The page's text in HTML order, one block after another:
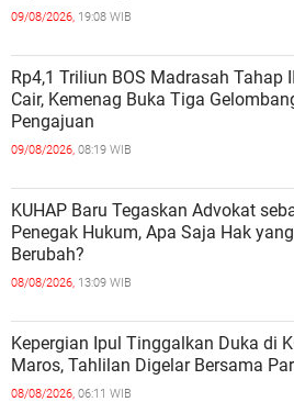
09/08/2026, 19:08 WIB
Rp4,1 Triliun BOS Madrasah Tahap
Cair, Kemenag Buka Tiga
Pengajuan
09/08/2026, 08:19 WIB
KUHAP Baru Tegaskan Advokat
Penegak Hukum, Apa Saja Hak yang
Berubah?
08/08/2026, 13:09 WIB
Kepergian Ipul Tinggalkan Duka di
Maros, Tahlilan Digelar Bersama
08/08/2026, 06:11 WIB